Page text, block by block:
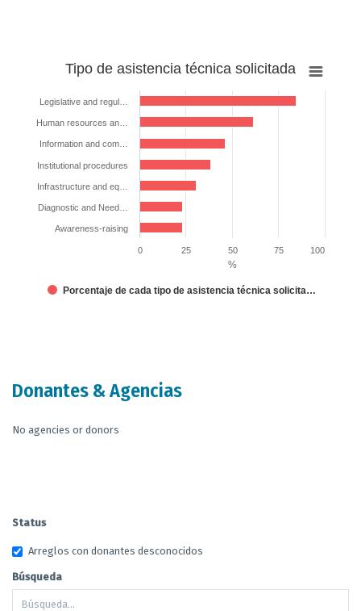
asistencia
The chart has 1 X axis displaying categories.
The chart has 1 Y axis displaying %. Data ranges from
%
Tipo de asistencia técnica solicitada
Porcentaje de cada tipo de asistencia técnica solicita…
Legislative and regul…
Human resources an…
Information and com…
Institutional procedures
Infrastructure and eq…
Diagnostic and Need…
Awareness-raising
0 100
25 50 75
Donantes & Agencias
No agencies or donors
Status
Arreglos con donantes desconocidos
Búsqueda